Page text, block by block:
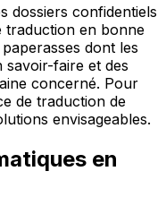
dossiers confidentiels
traduction en bonne
paperasses dont les
faire et des
concerné. Pour
de traduction de
envisageables.
en